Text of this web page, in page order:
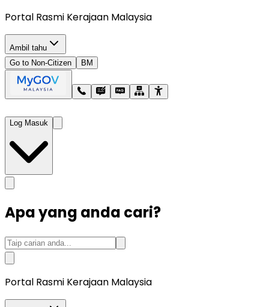
Portal Rasmi Kerajaan Malaysia
Ambil tahu
Go to Non-Citizen
BM
Log Masuk
Apa yang anda cari?
Portal Rasmi Kerajaan Malaysia